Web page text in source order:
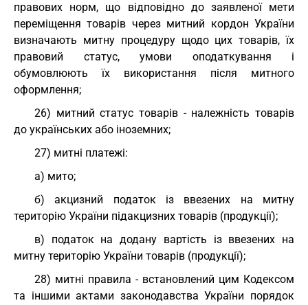
правових норм, що відповідно до заявленої мети
переміщення товарів через митний кордон України
визначають митну процедуру щодо цих товарів, їх
правовий статус, умови оподаткування і
обумовлюють їх використання після митного
оформлення;
26) митний статус товарів - належність товарів
до українських або іноземних;
27) митні платежі:
а) мито;
б) акцизний податок із ввезених на митну
територію України підакцизних товарів (продукції);
в) податок на додану вартість із ввезених на
митну територію України товарів (продукції);
28) митні правила - встановлений цим Кодексом
та іншими актами законодавства України порядок